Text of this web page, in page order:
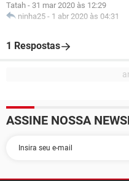
Tatah - 31 mar 2020 às 12:29
ninha25 - 1 abr 2020 às 04:31
1 Respostas
ASSINE NOSSA